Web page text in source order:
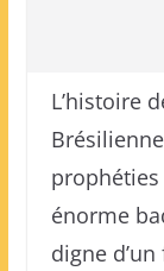
L’histoire
prophéties
énorme
digne